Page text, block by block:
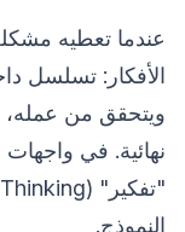
عندما تعطيه
الأفكار: تسلسل
ويتحقق من عمله،
النموذج.